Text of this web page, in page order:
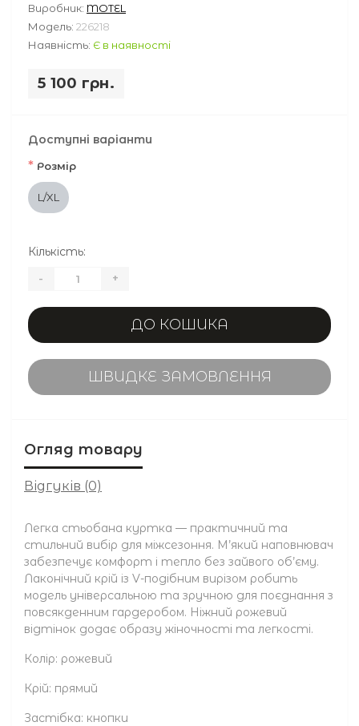
Виробник: MOTEL
Модель: 226218
Наявність: Є в наявності
5 100 грн.
Доступні варіанти
* Розмір
L/XL
Кількість:
- +
ДО КОШИКА
ШВИДКЕ ЗАМОВЛЕННЯ
Огляд товару
Відгуків (0)
Легка стьобана куртка — практичний та
стильний вибір для міжсезоння. М’який наповнювач
забезпечує комфорт і тепло без зайвого об’єму.
Лаконічний крій із V-подібним вирізом робить
модель універсальною та зручною для поєднання з
повсякденним гардеробом. Ніжний рожевий
відтінок додає образу жіночності та легкості.
Колір: рожевий
Крій: прямий
Застібка: кнопки